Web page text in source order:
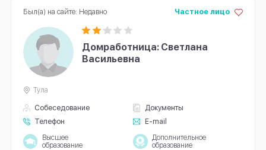
Домработница: Светлана
Васильевна
Собеседование
Документы
Телефон
E-mail
Частное лицо
Тула
Высшее
образование
Дополнительное
образование
Был(а) на сайте: Недавно